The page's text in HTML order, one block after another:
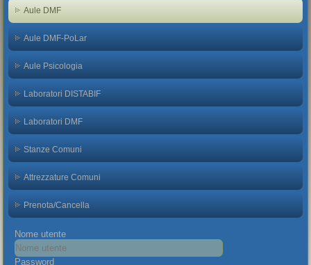
Aule DMF
Aule DMF-PoLar
Aule Psicologia
Laboratori DISTABIF
Laboratori DMF
Stanze Comuni
Attrezzature Comuni
Prenota/Cancella
Nome utente
Password